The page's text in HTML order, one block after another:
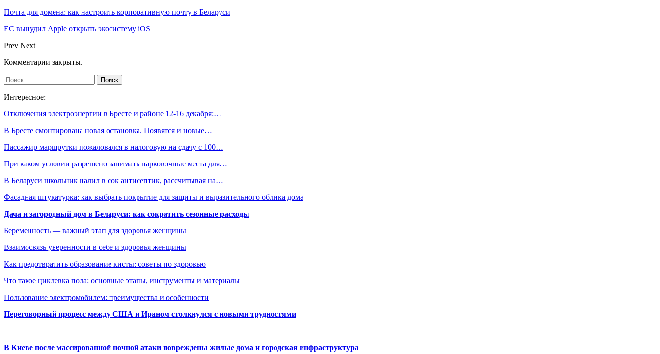
Почта для домена: как настроить корпоративную почту в Беларуси
ЕС вынудил Apple открыть экосистему iOS
Prev Next
Комментарии закрыты.
Интересное:
Отключения электроэнергии в Бресте и районе 12-16 декабря:…
В Бресте смонтирована новая остановка. Появятся и новые…
Пассажир маршрутки пожаловался в налоговую на сдачу с 100…
При каком условии разрешено занимать парковочные места для…
В Беларуси школьник налил в сок антисептик, рассчитывая на…
Фасадная штукатурка: как выбрать покрытие для защиты и выразительного облика дома
Дача и загородный дом в Беларуси: как сократить сезонные расходы
Беременность — важный этап для здоровья женщины
Взаимосвязь уверенности в себе и здоровья женщины
Как предотвратить образование кисты: советы по здоровью
Что такое циклевка пола: основные этапы, инструменты и материалы
Пользование электромобилем: преимущества и особенности
Переговорный процесс между США и Ираном столкнулся с новыми трудностями
В Киеве после массированной ночной атаки повреждены жилые дома и городская инфраструктура